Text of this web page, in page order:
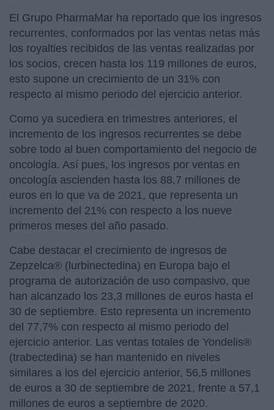
El Grupo PharmaMar ha reportado que los ingresos
recurrentes, conformados por las ventas netas más
los royalties recibidos de las ventas realizadas por
los socios, crecen hasta los 119 millones de euros,
esto supone un crecimiento de un 31% con
respecto al mismo periodo del ejercicio anterior.
Como ya sucediera en trimestres anteriores, el
incremento de los ingresos recurrentes se debe
sobre todo al buen comportamiento del negocio de
oncología. Así pues, los ingresos por ventas en
oncología ascienden hasta los 88,7 millones de
euros en lo que va de 2021, que representa un
incremento del 21% con respecto a los nueve
primeros meses del año pasado.
Cabe destacar el crecimiento de ingresos de
Zepzelca® (lurbinectedina) en Europa bajo el
programa de autorización de uso compasivo, que
han alcanzado los 23,3 millones de euros hasta el
30 de septiembre. Esto representa un incremento
del 77,7% con respecto al mismo periodo del
ejercicio anterior. Las ventas totales de Yondelis®
(trabectedina) se han mantenido en niveles
similares a los del ejercicio anterior, 56,5 millones
de euros a 30 de septiembre de 2021, frente a 57,1
millones de euros a septiembre de 2020.